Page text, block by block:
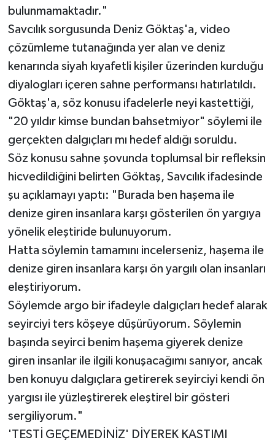
bulunmamaktadır."
Savcılık sorgusunda Deniz Göktaş'a, video
çözümleme tutanağında yer alan ve deniz
kenarında siyah kıyafetli kişiler üzerinden kurduğu
diyalogları içeren sahne performansı hatırlatıldı.
Göktaş'a, söz konusu ifadelerle neyi kastettiği,
"20 yıldır kimse bundan bahsetmiyor" söylemi ile
gerçekten dalgıçları mı hedef aldığı soruldu.
Söz konusu sahne şovunda toplumsal bir refleksin
hicvedildiğini belirten Göktaş, Savcılık ifadesinde
şu açıklamayı yaptı: "Burada ben haşema ile
denize giren insanlara karşı gösterilen ön yargıya
yönelik eleştiride bulunuyorum.
Hatta söylemin tamamını incelerseniz, haşema ile
denize giren insanlara karşı ön yargılı olan insanları
eleştiriyorum.
Söylemde argo bir ifadeyle dalgıçları hedef alarak
seyirciyi ters köşeye düşürüyorum. Söylemin
başında seyirci benim haşema giyerek denize
giren insanlar ile ilgili konuşacağımı sanıyor, ancak
ben konuyu dalgıçlara getirerek seyirciyi kendi ön
yargısı ile yüzleştirerek eleştirel bir gösteri
sergiliyorum."
'TESTİ GEÇEMEDİNİZ' DİYEREK KASTIMI